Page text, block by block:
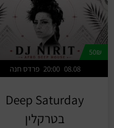
50₪
פרדס חנה 20:00 08.08
Deep Saturday
בטרקלין